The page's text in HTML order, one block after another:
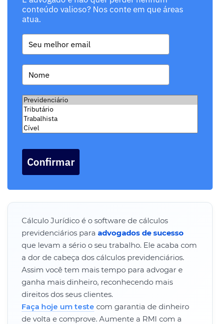
conteúdo valioso? Nos conte em que áreas
atua.
Confirmar
Cálculo Jurídico é o software de cálculos
previdenciários para advogados de sucesso
que levam a sério o seu trabalho. Ele acaba com
a dor de cabeça dos cálculos previdenciários.
Assim você tem mais tempo para advogar e
ganha mais dinheiro, reconhecendo mais
direitos dos seus clientes.
Faça hoje um teste com garantia de dinheiro
de volta e comprove. Aumente a RMI com a